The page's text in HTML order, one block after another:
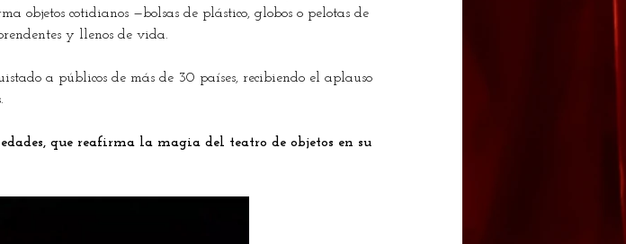
objetos cotidianos —bolsas de plástico, globos o pelotas de
y llenos de vida.
a públicos de más de 30 países, recibiendo el aplauso
que reafirma la magia del teatro de objetos en su